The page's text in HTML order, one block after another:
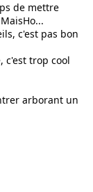
de mettre
c'est pas bon
c'est trop cool
arborant un